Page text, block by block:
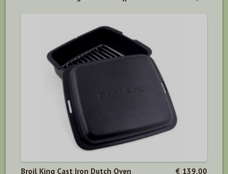
Broil King Cast Iron Dutch Oven € 139,00